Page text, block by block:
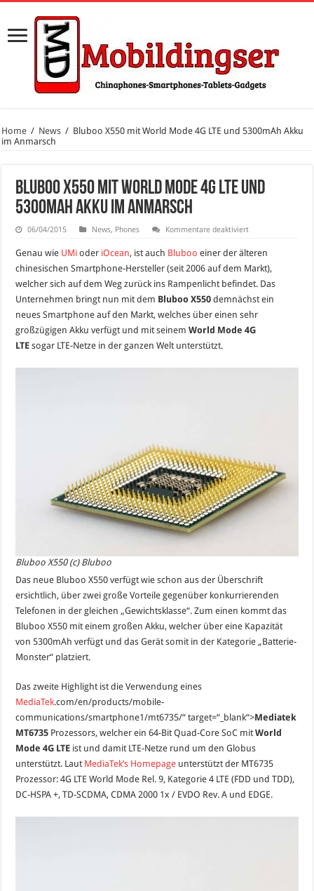
Home / News / Bluboo X550 mit World Mode 4G LTE und 5300mAh Akku
im Anmarsch
Bluboo X550 mit World Mode 4G LTE und
5300mAh Akku im Anmarsch
06/04/2015 News, Phones Kommentare deaktiviertfür
mit
World
Mode
4G
und
5300mAh
Akku
im
Genau wie UMi oder iOcean, ist auch Bluboo einer der älteren
chinesischen Smartphone-Hersteller (seit 2006 auf dem Markt),
welcher sich auf dem Weg zurück ins Rampenlicht befindet. Das
Unternehmen bringt nun mit dem Bluboo X550 demnächst ein
neues Smartphone auf den Markt, welches über einen sehr
großzügigen Akku verfügt und mit seinemWorld Mode 4G
LTEsogar LTE-Netze in der ganzen Welt unterstützt.
Bluboo X550 (c) Bluboo
Das neue Bluboo X550 verfügt wie schon aus der Überschrift
ersichtlich, über zwei große Vorteile gegenüber konkurrierenden
Telefonen in der gleichen „Gewichtsklasse“. Zum einen kommt das
Bluboo X550 mit einem großen Akku, welcher über eine Kapazität
von 5300mAh verfügt und das Gerät somit in der Kategorie „Batterie-
Monster“ platziert.
Das zweite Highlight ist die Verwendung eines
MediaTek.com/en/products/mobile-
communications/smartphone1/mt6735/“ target=“_blank“>Mediatek
MT6735 Prozessors, welcher ein 64-Bit Quad-Core SoC mitWorld
Mode 4G LTE ist und damit LTE-Netze rund um den Globus
unterstützt. Laut MediaTek’s Homepage unterstützt der MT6735
Prozessor: 4G LTE World Mode Rel. 9, Kategorie 4 LTE (FDD und TDD),
DC-HSPA +, TD-SCDMA, CDMA 2000 1x / EVDO Rev. A und EDGE.